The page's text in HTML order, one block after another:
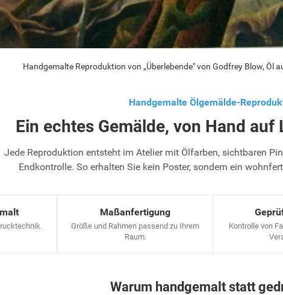
Handgemalte Reproduktion von „Überlebende" von Godfrey Blow, Öl
Handgemalte Ölgemälde-
Ein echtes Gemälde, von Hand auf
Jede Reproduktion entsteht im Atelier mit Ölfarben, sichtbaren
Endkontrolle. So erhalten Sie kein Poster, sondern ein
Maßanfertigung
Größe und Rahmen passend zu Ihrem
Raum.
Kontrolle von
Warum handgemalt statt